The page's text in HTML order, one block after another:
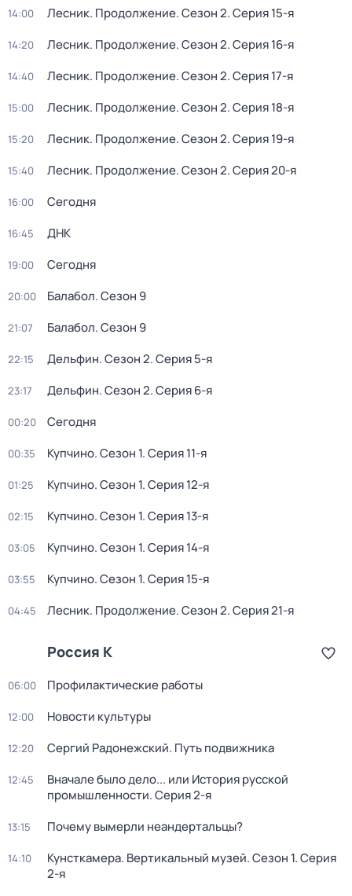
14:00 Лесник. Продолжение. Сезон 2. Серия 15-я
14:20 Лесник. Продолжение. Сезон 2. Серия 16-я
14:40 Лесник. Продолжение. Сезон 2. Серия 17-я
15:00 Лесник. Продолжение. Сезон 2. Серия 18-я
15:20 Лесник. Продолжение. Сезон 2. Серия 19-я
15:40 Лесник. Продолжение. Сезон 2. Серия 20-я
16:00 Сегодня
16:45 ДНК
19:00 Сегодня
20:00 Балабол. Сезон 9
21:07 Балабол. Сезон 9
22:15 Дельфин. Сезон 2. Серия 5-я
23:17 Дельфин. Сезон 2. Серия 6-я
00:20 Сегодня
00:35 Купчино. Сезон 1. Серия 11-я
01:25 Купчино. Сезон 1. Серия 12-я
02:15 Купчино. Сезон 1. Серия 13-я
03:05 Купчино. Сезон 1. Серия 14-я
03:55 Купчино. Сезон 1. Серия 15-я
04:45 Лесник. Продолжение. Сезон 2. Серия 21-я
Россия К
06:00 Профилактические работы
12:00 Новости культуры
12:20 Сергий Радонежский. Путь подвижника
12:45
Вначале было дело... или История русской
промышленности. Серия 2-я
13:15 Почему вымерли неандертальцы?
14:10 Кунсткамера. Вертикальный музей. Сезон 1. Серия
2-я